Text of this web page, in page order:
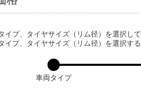
イプ、タイヤサイズ（リム径）を選択し
イプ、タイヤサイズ（リム径）を選択す
車両タイプ